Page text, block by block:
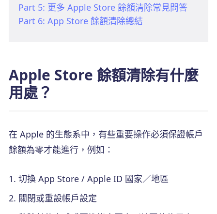
Part 5: 更多 Apple Store 餘額清除常見問答
Part 6: App Store 餘額清除總結
Apple Store 餘額清除有什麼
用處？
在 Apple 的生態系中，有些重要操作必須保證帳戶
餘額為零才能進行，例如：
切換 App Store / Apple ID 國家／地區
關閉或重設帳戶設定